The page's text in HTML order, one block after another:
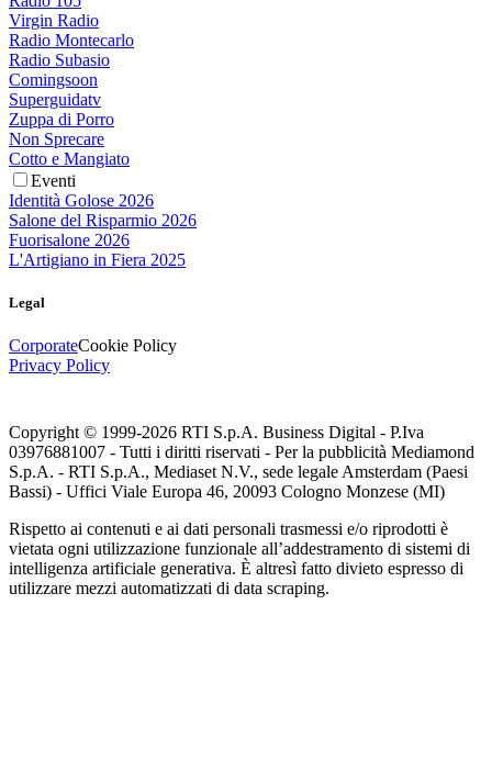
Virgin Radio
Radio Montecarlo
Radio Subasio
Comingsoon
Superguidatv
Zuppa di Porro
Non Sprecare
Cotto e Mangiato
Eventi
Identità Golose 2026
Salone del Risparmio 2026
Fuorisalone 2026
L'Artigiano in Fiera 2025
Legal
CorporateCookie Policy
Privacy Policy
Copyright © 1999-2026 RTI S.p.A. Business Digital - P.Iva
03976881007 - Tutti i diritti riservati - Per la pubblicità Mediamond
S.p.A. - RTI S.p.A., Mediaset N.V., sede legale Amsterdam (Paesi
Bassi) - Uffici Viale Europa 46, 20093 Cologno Monzese (MI)
Rispetto ai contenuti e ai dati personali trasmessi e/o riprodotti è
vietata ogni utilizzazione funzionale all’addestramento di sistemi di
intelligenza artificiale generativa. È altresì fatto divieto espresso di
utilizzare mezzi automatizzati di data scraping.